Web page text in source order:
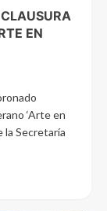
EN
‘Arte en
la Secretaría